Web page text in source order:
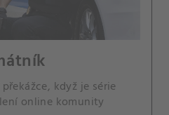
když je série
online komunity